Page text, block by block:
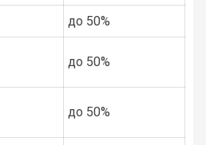
до 50%
до 50%
до 50%